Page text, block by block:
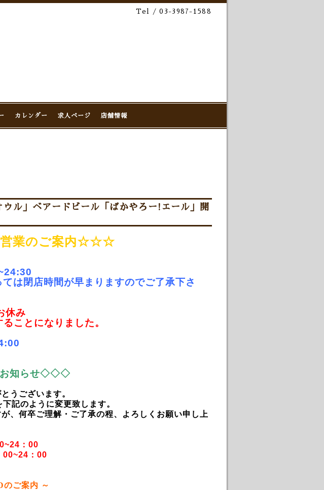
Tel / 03-3987-1588
カレンダー 求人ページ 店舗情報
ル」ベアードビール「ばかやろー!エール」開
業のご案内☆☆☆
は閉店時間が早まりますのでご了承下さ
休み
ことになりました。
知らせ◇◇◇
うございます。
記のように変更致します。
、何卒ご理解・ご了承の程、よろしくお願い申し上
：00
：00
のご案内 ～